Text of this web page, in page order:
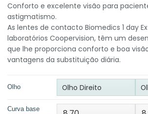
Conforto e excelente visão para
astigmatismo.
As lentes de contacto Biomedics 1 day
laboratórios Coopervision, têm um
que lhe proporciona conforto e boa
vantagens da substituição diária.
Olho Olho Direito
Curva base